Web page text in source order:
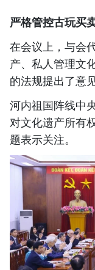
严格管控古玩买
在会议上，与会
产、私人管理文
的法规提出了意见
河内祖国阵线中
对文化遗产所有
题表示关注。